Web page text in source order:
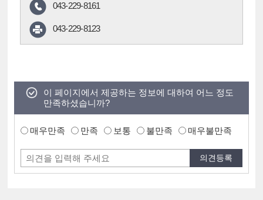
043-229-8161
043-229-8123
이 페이지에서 제공하는 정보에 대하여 어느 정도
만족하셨습니까?
매우만족 만족 보통 불만족 매우불만족